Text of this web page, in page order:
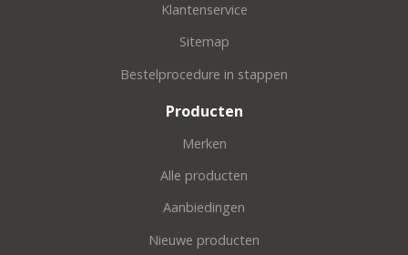
Klantenservice
Sitemap
Bestelprocedure in stappen
Producten
Merken
Alle producten
Aanbiedingen
Nieuwe producten